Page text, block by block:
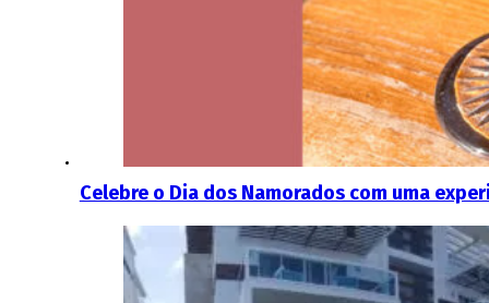
Celebre o Dia dos Namorados com uma